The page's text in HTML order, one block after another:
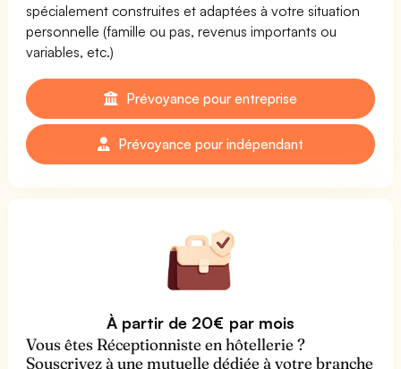
spécialement construites et adaptées à votre situation
personnelle (famille ou pas, revenus importants ou
variables, etc.)
Prévoyance pour entreprise
Prévoyance pour indépendant
À partir de 20€ par mois
Vous êtes Réceptionniste en hôtellerie ?
Souscrivez à une mutuelle dédiée à votre branche